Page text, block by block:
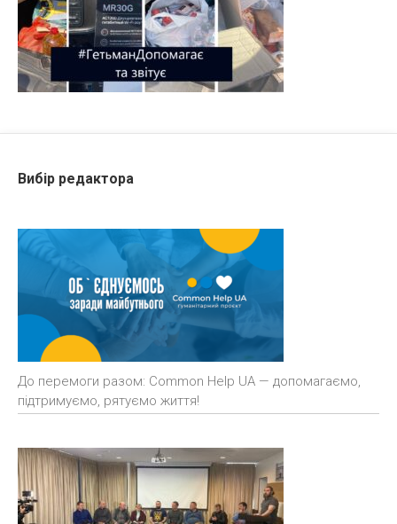
Вибір редактора
До перемоги разом: Common Help UA — допомагаємо,
підтримуємо, рятуємо життя!